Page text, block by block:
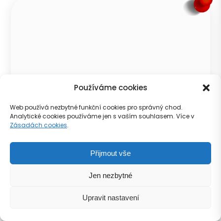
Používáme cookies
Web používá nezbytné funkční cookies pro správný chod.
Analytické cookies používáme jen s vaším souhlasem. Více v
Zásadách cookies.
Přijmout vše
Jen nezbytné
Upravit nastavení
Janáčkova